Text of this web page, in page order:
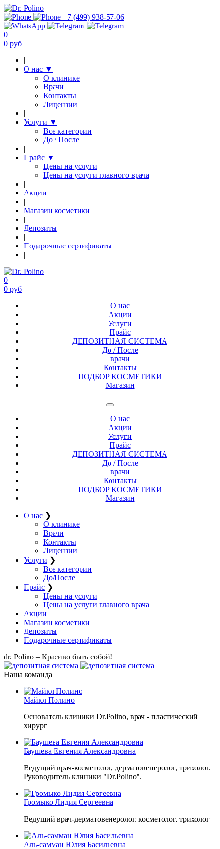
+7 (499) 938-57-06
0
0 руб
|
О нас ▼
О клинике
Врачи
Контакты
Лицензии
|
Услуги ▼
Все категории
До / После
|
Прайс ▼
Цены на услуги
Цены на услуги главного врача
|
Акции
|
Магазин косметики
|
Депозиты
|
Подарочные сертификаты
|
0
0 руб
О нас
Акции
Услуги
Прайс
ДЕПОЗИТНАЯ СИСТЕМА
До / После
врачи
Контакты
ПОДБОР КОСМЕТИКИ
Магазин
О нас
Акции
Услуги
Прайс
ДЕПОЗИТНАЯ СИСТЕМА
До / После
врачи
Контакты
ПОДБОР КОСМЕТИКИ
Магазин
О нас ❯
О клинике
Врачи
Контакты
Лицензии
Услуги ❯
Все категории
До/После
Прайс ❯
Цены на услуги
Цены на услуги главного врача
Акции
Магазин косметики
Депозиты
Подарочные сертификаты
dr. Polino – Красиво быть собой!
Наша команда
Майкл Полино
Основатель клиники Dr.Polino, врач - пластический
хирург
Баушева Евгения Александровна
Ведущий врач-косметолог, дерматовенеролог, трихолог.
Руководитель клиники "Dr.Polino".
Громыко Лидия Сергеевна
Ведущий врач-дерматовенеролог, косметолог, трихолог
Аль-самман Юлия Басильевна